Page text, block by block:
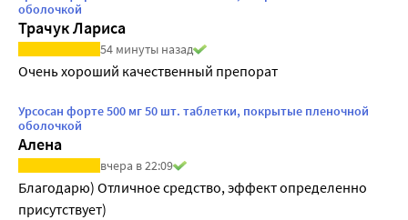
оболочкой
Трачук Лариса
54 минуты назад
Очень хороший качественный препорат
Урсосан форте 500 мг 50 шт. таблетки, покрытые пленочной
оболочкой
Алена
вчера в 22:09
Благодарю) Отличное средство, эффект определенно
присутствует)